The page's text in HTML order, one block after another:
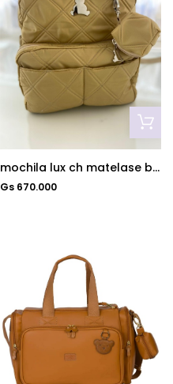
mochila lux ch matelase beige
Gs 670.000